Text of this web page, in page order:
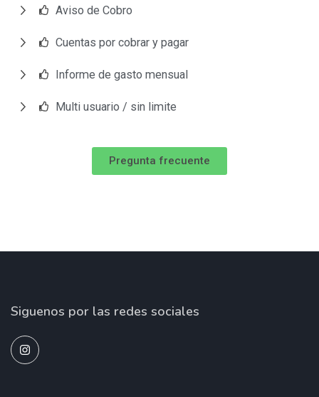
Aviso de Cobro
Cuentas por cobrar y pagar
Informe de gasto mensual
Multi usuario / sin limite
Pregunta frecuente
Siguenos por las redes sociales